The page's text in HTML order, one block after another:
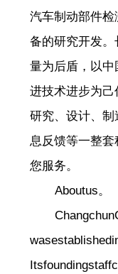
汽车制动部件
备的研究开发
量为后盾，以
进技术进步为
研究、设计、
息反馈等一整
您服务。
Aboutus。